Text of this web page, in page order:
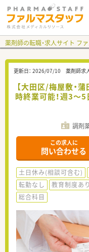
薬剤師の転職・求人サイト フ
更新日： 2026/07/10 薬剤師求
【大田区/梅屋敷・
時終業可能！週3
調剤
この求人に
問い合わせる
土日休み(相談可含む)
転勤なし
教育制度あり
総合科目